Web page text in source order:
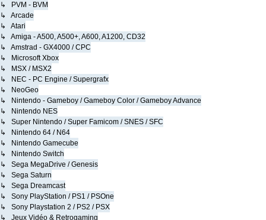
↳ PVM - BVM
↳ Arcade
↳ Atari
↳ Amiga - A500, A500+, A600, A1200, CD32
↳ Amstrad - GX4000 / CPC
↳ Microsoft Xbox
↳ MSX / MSX2
↳ NEC - PC Engine / Supergrafx
↳ NeoGeo
↳ Nintendo - Gameboy / Gameboy Color / Gameboy Advance
↳ Nintendo NES
↳ Super Nintendo / Super Famicom / SNES / SFC
↳ Nintendo 64 / N64
↳ Nintendo Gamecube
↳ Nintendo Switch
↳ Sega MegaDrive / Genesis
↳ Sega Saturn
↳ Sega Dreamcast
↳ Sony PlayStation / PS1 / PSOne
↳ Sony Playstation 2 / PS2 / PSX
↳ Jeux Vidéo & Retrogaming